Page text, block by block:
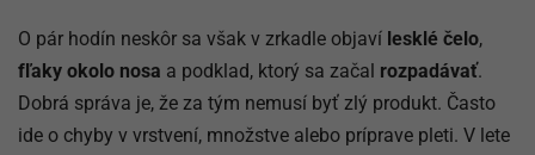
O pár hodín neskôr sa však v zrkadle objaví lesklé čelo,
fľaky okolo nosa a podklad, ktorý sa začal rozpadávať.
Dobrá správa je, že za tým nemusí byť zlý produkt. Často
ide o chyby v vrstvení, množstve alebo príprave pleti. V lete